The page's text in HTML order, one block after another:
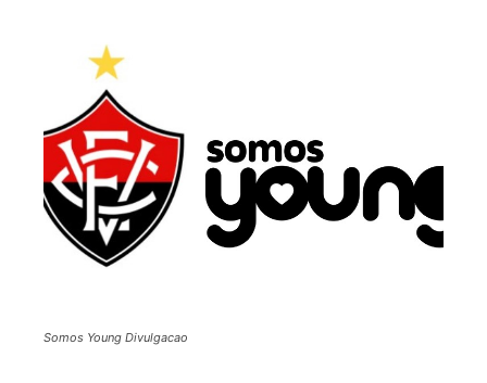
Somos Young Divulgacao